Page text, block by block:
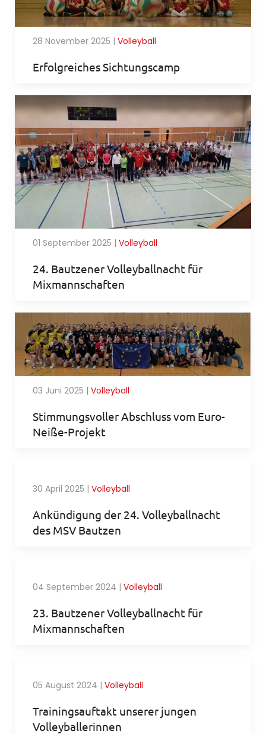
28 November 2025 | Volleyball
Erfolgreiches Sichtungscamp
01 September 2025 | Volleyball
24. Bautzener Volleyballnacht für
Mixmannschaften
03 Juni 2025 | Volleyball
Stimmungsvoller Abschluss vom Euro-
Neiße-Projekt
30 April 2025 | Volleyball
Ankündigung der 24. Volleyballnacht
des MSV Bautzen
04 September 2024 | Volleyball
23. Bautzener Volleyballnacht für
Mixmannschaften
05 August 2024 | Volleyball
Trainingsauftakt unserer jungen
Volleyballerinnen